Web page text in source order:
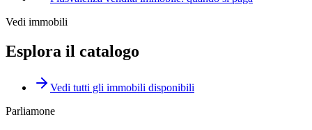
Vedi immobili
Esplora il catalogo
Vedi tutti gli immobili disponibili
Parliamone